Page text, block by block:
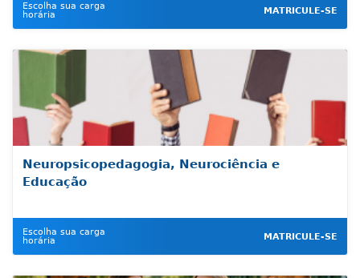
Escolha sua carga
horária
MATRICULE-SE
Neuropsicopedagogia, Neurociência e
Educação
Escolha sua carga
horária
MATRICULE-SE